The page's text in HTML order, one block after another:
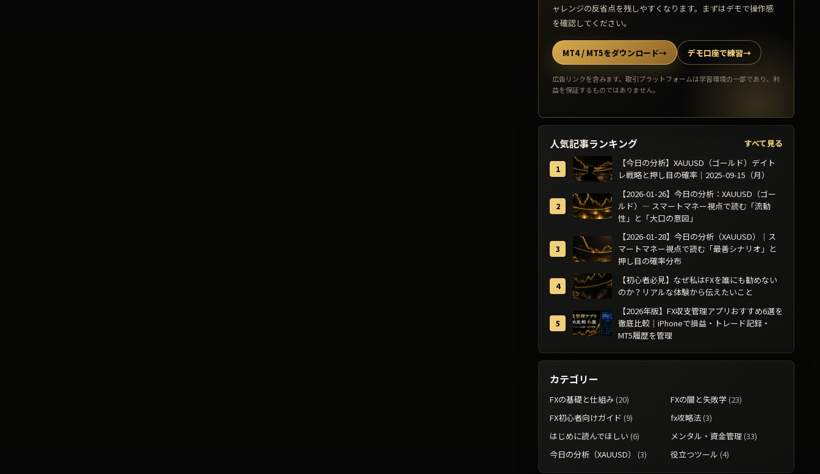
ャレンジの反省点を残しやすくなります。まずはデモで操作感
を確認してください。
MT4 / MT5をダウンロード→ デモ口座で練習→
広告リンクを含みます。取引プラットフォームは学習環境の一部であり、利
益を保証するものではありません。
人気記事ランキング
すべて見る
【今日の分析】XAUUSD（ゴールド）デイト
レ戦略と押し目の確率｜2025-09-15（月）
【2026-01-26】今日の分析：XAUUSD（ゴー
ルド）— スマートマネー視点で読む「流動
性」と「大口の意図」
【2026-01-28】今日の分析（XAUUSD）｜ス
マートマネー視点で読む「最善シナリオ」と
押し目の確率分布
【初心者必見】なぜ私はFXを誰にも勧めない
のか？リアルな体験から伝えたいこと
【2026年版】FX収支管理アプリおすすめ6選を
徹底比較｜iPhoneで損益・トレード記録・
MT5履歴を管理
カテゴリー
FXの基礎と仕組み(20) FXの闇と失敗学(23)
FX初心者向けガイド (9) fx攻略法(3)
はじめに読んでほしい (6) メンタル・資金管理(33)
今日の分析（XAUUSD）
(3) 役立つツール (4)